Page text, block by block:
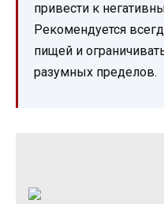
привести к
Рекомендуется
пищей и
разумных пределов.